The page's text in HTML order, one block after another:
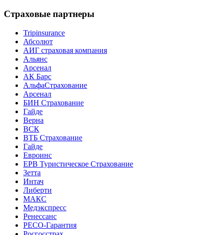
Страховые партнеры
Tripinsurance
Абсолют
АИГ страховая компания
Альянс
Арсенал
АК Барс
АльфаСтрахование
Арсенал
БИН Страхование
Гайде
Верна
ВСК
ВТБ Страхование
Гайде
Евроинс
ЕРВ Туристическое Страхование
Зетта
Интач
Либерти
МАКС
Медэкспресс
Ренессанс
РЕСО-Гарантия